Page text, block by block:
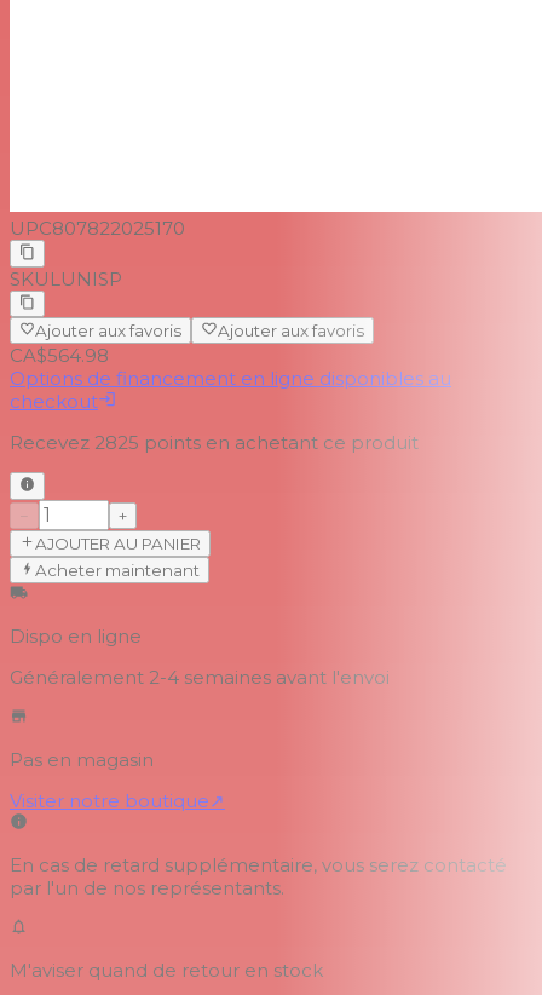
UPC807822025170
SKU LUNISP
Ajouter aux favoris Ajouter aux favoris
CA$564.98
Options de financement en ligne disponibles au
checkout
Recevez 2825 points en achetant ce produit
−
+
AJOUTER AU PANIER
Acheter maintenant
Dispo en ligne
Généralement 2-4 semaines avant l'envoi
Pas en magasin
Visiter notre boutique↗
En cas de retard supplémentaire, vous serez contacté
par l'un de nos représentants.
M'aviser quand de retour en stock